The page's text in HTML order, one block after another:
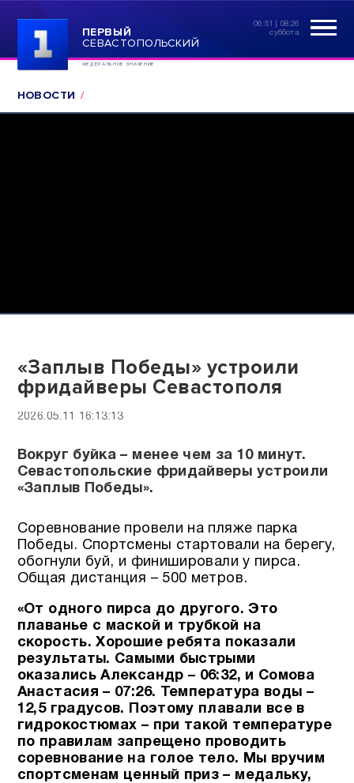
ПЕРВЫЙ
СЕВАСТОПОЛЬСКИЙ
ФЕДЕРАЛЬНОЕ ЗНАЧЕНИЕ
06:51 | 08.26
суббота
НОВОСТИ
«Заплыв Победы» устроили
фридайверы Севастополя
2026.05.11 16:13:13
Вокруг буйка – менее чем за 10 минут.
Севастопольские фридайверы устроили
«Заплыв Победы».
Соревнование провели на пляже парка
Победы. Спортсмены стартовали на берегу,
обогнули буй, и финишировали у пирса.
Общая дистанция – 500 метров.
«От одного пирса до другого. Это
плаванье с маской и трубкой на
скорость. Хорошие ребята показали
результаты. Самыми быстрыми
оказались Александр – 06:32, и Сомова
Анастасия – 07:26.
Температура воды –
12,5 градусов. Поэтому плавали все в
гидрокостюмах – при такой температуре
по правилам запрещено проводить
соревнование на голое тело. Мы вручим
спортсменам ценный приз – медальку,